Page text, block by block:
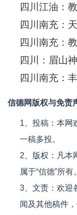
四川江油：
四川南充：
四川南充：
信德网版权与免责
1、投稿：本网
一稿多投。
2、版权：凡本
属于“信德”所
3、文责：欢迎
闻及其他稿件